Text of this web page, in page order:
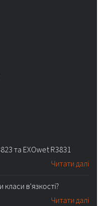
та EXOwet R3831
Читати далі
класи в'язкості?
Читати далі